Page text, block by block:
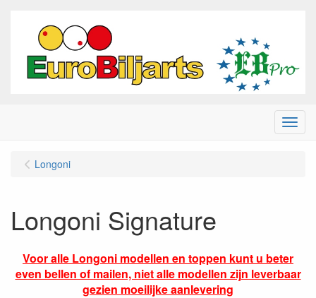
Menu
Longoni
Longoni Signature
Voor alle Longoni modellen en toppen kunt u beter
even bellen of mailen, niet alle modellen zijn leverbaar
gezien moeilijke aanlevering